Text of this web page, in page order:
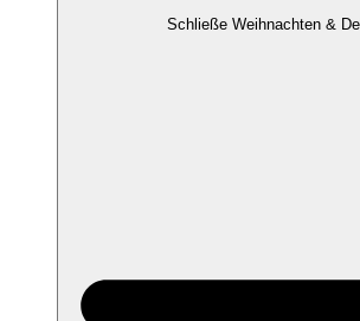
Schließe Weihnachten &